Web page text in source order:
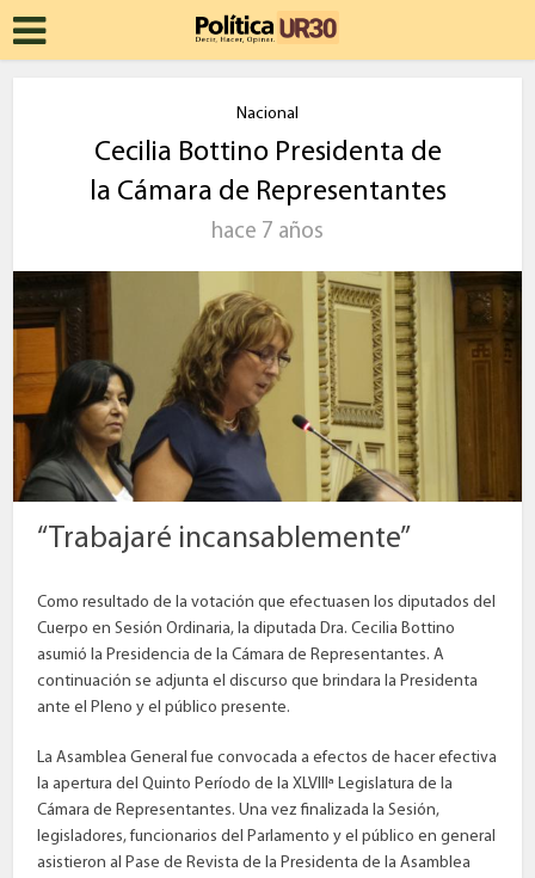
Nacional
Cecilia Bottino Presidenta de
la Cámara de Representantes
hace 7 años
“Trabajaré incansablemente”
Como resultado de la votación que efectuasen los diputados del
Cuerpo en Sesión Ordinaria, la diputada Dra. Cecilia Bottino
asumió la Presidencia de la Cámara de Representantes. A
continuación se adjunta el discurso que brindara la Presidenta
ante el Pleno y el público presente.
La Asamblea General fue convocada a efectos de hacer efectiva
la apertura del Quinto Período de la XLVIIIª Legislatura de la
Cámara de Representantes. Una vez finalizada la Sesión,
legisladores, funcionarios del Parlamento y el público en general
asistieron al Pase de Revista de la Presidenta de la Asamblea